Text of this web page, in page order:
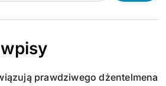
prawdziwego dżentelmena